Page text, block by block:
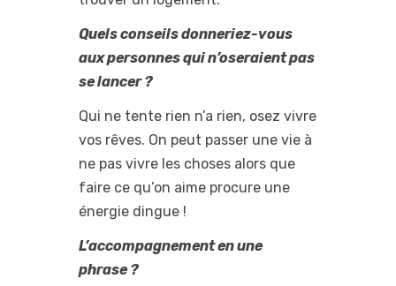
Quels conseils donneriez-vous
aux personnes qui n’oseraient pas
se lancer ?
Qui ne tente rien n’a rien, osez vivre
vos rêves. On peut passer une vie à
ne pas vivre les choses alors que
faire ce qu’on aime procure une
énergie dingue !
L’accompagnement en une
phrase ?